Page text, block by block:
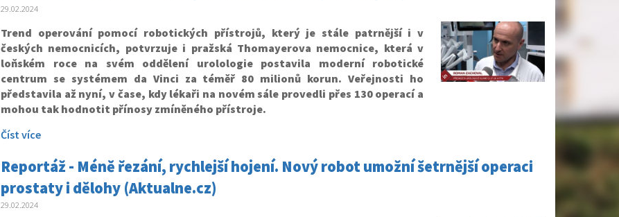
29.02.2024
Trend operování pomocí robotických přístrojů, který je stále patrnější i v
českých nemocnicích, potvrzuje i pražská Thomayerova nemocnice, která v
loňském roce na svém oddělení urolologie postavila moderní robotické
centrum se systémem da Vinci za téměř 80 milionů korun. Veřejnosti ho
představila až nyní, v čase, kdy lékaři na novém sále provedli přes 130 operací a
mohou tak hodnotit přínosy zmíněného přístroje.
Číst více
Reportáž - Méně řezání, rychlejší hojení. Nový robot umožní šetrnější operaci
prostaty i dělohy (Aktualne.cz)
29.02.2024